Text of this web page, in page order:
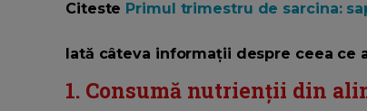
Citeste Primul trimestru de sarcina:
Iată câteva informații despre ceea
1. Consumă nutrienții din